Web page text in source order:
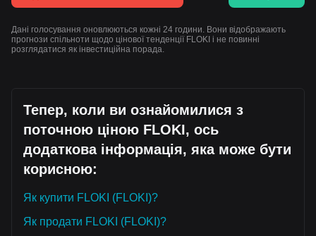
Дані голосування оновлюються кожні 24 години. Вони відображають
прогнози спільноти щодо цінової тенденції FLOKI і не повинні
розглядатися як інвестиційна порада.
Тепер, коли ви ознайомилися з
поточною ціною FLOKI, ось
додаткова інформація, яка може бути
корисною:
Як купити FLOKI (FLOKI)?
Як продати FLOKI (FLOKI)?